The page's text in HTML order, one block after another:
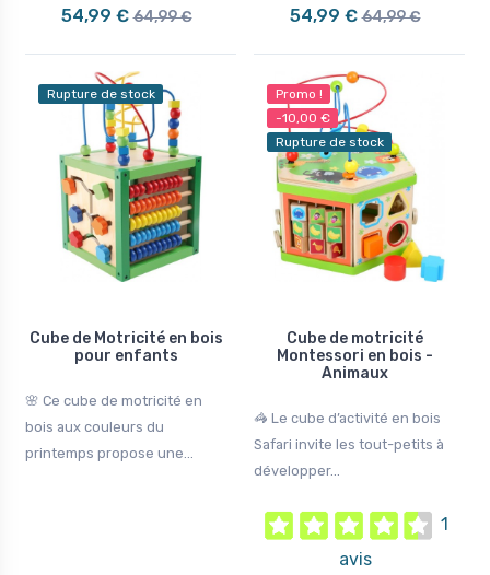
54,99 € 64,99 €
54,99 € 64,99 €
Rupture de stock
Cube de Motricité en bois
pour enfants
🌸 Ce cube de motricité en
bois aux couleurs du
printemps propose une...
Promo !
-10,00 €
Rupture de stock
Cube de motricité
Montessori en bois -
Animaux
🦓 Le cube d’activité en bois
Safari invite les tout-petits à
développer...
1
avis